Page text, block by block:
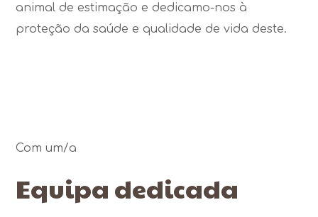
animal de estimação e dedicamo-nos à
proteção da saúde e qualidade de vida deste.
Com um/a
Equipa dedicada